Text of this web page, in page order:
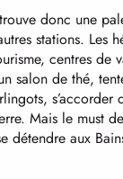
donc une
stations. Les
centres de
salon de thé,
s’accorder
Mais le must
détendre aux